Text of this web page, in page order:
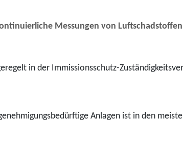
Messungen von
in der Immissionsschutz-
Anlagen ist in den